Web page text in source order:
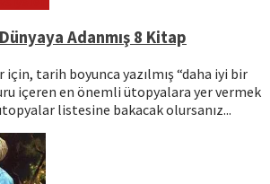
Adanmış 8 Kitap
için, tarih boyunca yazılmış “daha iyi bir
içeren en önemli ütopyalara yer vermek
listesine bakacak olursanız...